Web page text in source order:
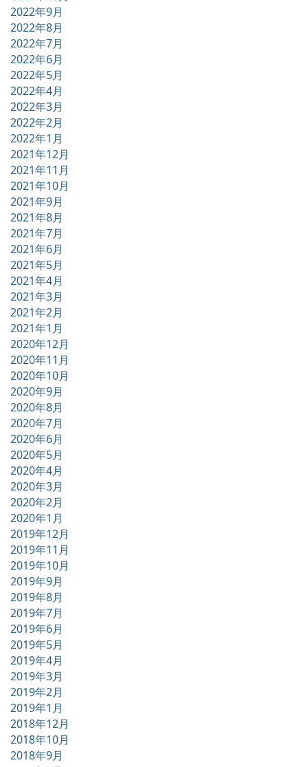
2022年9月
2022年8月
2022年7月
2022年6月
2022年5月
2022年4月
2022年3月
2022年2月
2022年1月
2021年12月
2021年11月
2021年10月
2021年9月
2021年8月
2021年7月
2021年6月
2021年5月
2021年4月
2021年3月
2021年2月
2021年1月
2020年12月
2020年11月
2020年10月
2020年9月
2020年8月
2020年7月
2020年6月
2020年5月
2020年4月
2020年3月
2020年2月
2020年1月
2019年12月
2019年11月
2019年10月
2019年9月
2019年8月
2019年7月
2019年6月
2019年5月
2019年4月
2019年3月
2019年2月
2019年1月
2018年12月
2018年10月
2018年9月